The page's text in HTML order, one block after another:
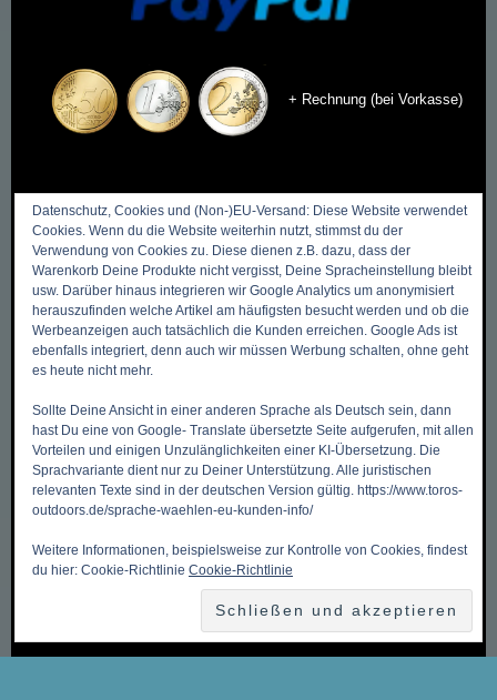
+ Rechnung (bei Vorkasse)
DIES & DAS
Zurück zum Anfang ->
Mein Benutzerkonto
Meine Wunschliste
Kasse
Kontakt, Öffnungszeiten & Anfahrt
Zahlungsmethoden
Datenschutzbelehrung
Allgemeine Geschäftsbedingungen (AGB)
Impressum
Datenschutz, Cookies und (Non-)EU-Versand: Diese Website verwendet
Cookies. Wenn du die Website weiterhin nutzt, stimmst du der
Verwendung von Cookies zu. Diese dienen z.B. dazu, dass der
Warenkorb Deine Produkte nicht vergisst, Deine Spracheinstellung bleibt
usw. Darüber hinaus integrieren wir Google Analytics um anonymisiert
herauszufinden welche Artikel am häufigsten besucht werden und ob die
Werbeanzeigen auch tatsächlich die Kunden erreichen. Google Ads ist
ebenfalls integriert, denn auch wir müssen Werbung schalten, ohne geht
es heute nicht mehr.
Sollte Deine Ansicht in einer anderen Sprache als Deutsch sein, dann
hast Du eine von Google- Translate übersetzte Seite aufgerufen, mit allen
Vorteilen und einigen Unzulänglichkeiten einer KI-Übersetzung. Die
Sprachvariante dient nur zu Deiner Unterstützung. Alle juristischen
relevanten Texte sind in der deutschen Version gültig. https://www.toros-
outdoors.de/sprache-waehlen-eu-kunden-info/
Weitere Informationen, beispielsweise zur Kontrolle von Cookies, findest
du hier: Cookie-Richtlinie Cookie-Richtlinie